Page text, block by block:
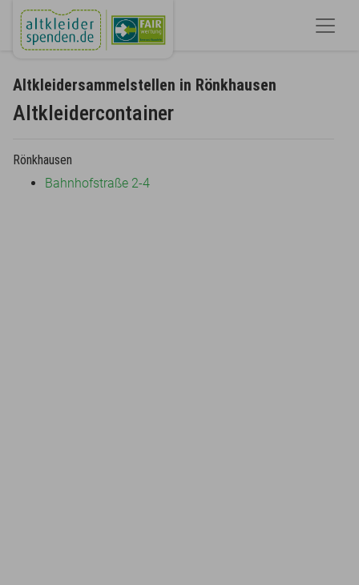
Altkleidersammelstellen in Rönkhausen
Altkleidercontainer
Rönkhausen
Bahnhofstraße 2-4